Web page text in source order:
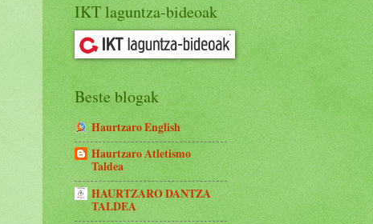
IKT laguntza-bideoak
Beste blogak
Haurtzaro English
Haurtzaro Atletismo
Taldea
HAURTZARO DANTZA
TALDEA